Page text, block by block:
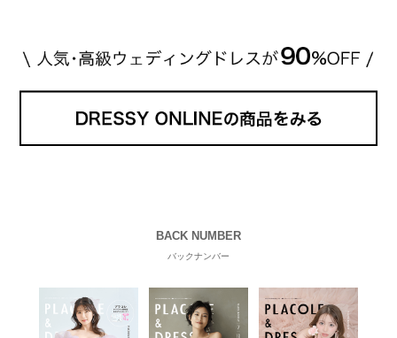
BACK NUMBER
バックナンバー